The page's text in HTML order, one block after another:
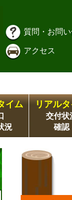
質問・お問
アクセス
イム
況
リアル
交付状
確認